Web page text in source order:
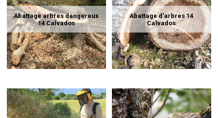
Abattage arbres dangereux
14 Calvados
Abattage d'arbres 14
Calvados